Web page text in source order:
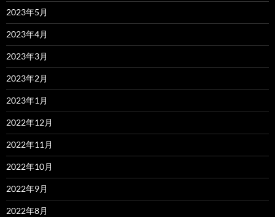
2023年5月
2023年4月
2023年3月
2023年2月
2023年1月
2022年12月
2022年11月
2022年10月
2022年9月
2022年8月